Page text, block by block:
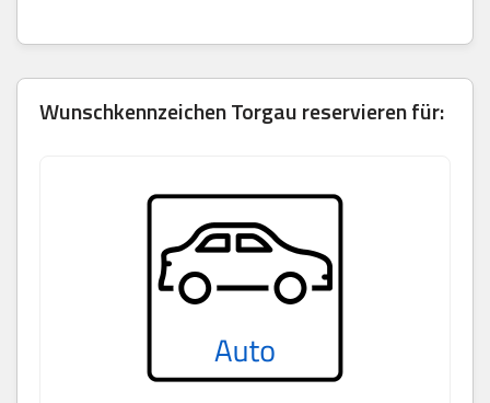
Wunschkennzeichen Torgau reservieren für: